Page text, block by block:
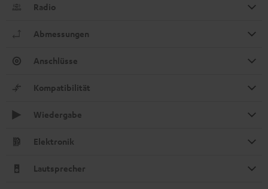
Radio
Abmessungen
Anschlüsse
Kompatibilität
Wiedergabe
Elektronik
Lautsprecher